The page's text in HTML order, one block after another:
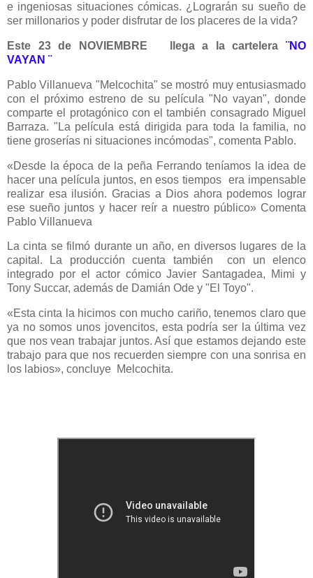
e ingeniosas situaciones cómicas. ¿Lograrán su sueño de
ser millonarios y poder disfrutar de los placeres de la vida?
Este 23 de NOVIEMBRE llega a la cartelera¨NO
VAYAN ¨
Pablo Villanueva "Melcochita" se mostró muy entusiasmado
con el próximo estreno de su película "No vayan", donde
comparte el protagónico con el también consagrado Miguel
Barraza. "La película está dirigida para toda la familia, no
tiene groserías ni situaciones incómodas", comenta Pablo.
«Desde la época de la peña Ferrando teníamos la idea de
hacer una película juntos, en esos tiempos era impensable
realizar esa ilusión. Gracias a Dios ahora podemos lograr
ese sueño juntos y hacer reír a nuestro público» Comenta
Pablo Villanueva
La cinta se filmó durante un año, en diversos lugares de la
capital. La producción cuenta también
con un elenco
integrado por el actor cómico Javier Santagadea, Mimi y
Tony Succar, además de Damián Ode y "El Toyo".
«Esta cinta la hicimos con mucho cariño, tenemos claro que
ya no somos unos jovencitos, esta podría ser la última vez
que nos vean trabajar juntos. Así que estamos dejando este
trabajo para que nos recuerden siempre con una sonrisa en
los labios», concluye Melcochita.